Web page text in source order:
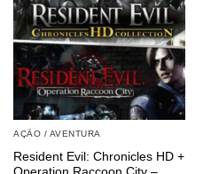
AÇÃO / AVENTURA
Resident Evil: Chronicles HD +